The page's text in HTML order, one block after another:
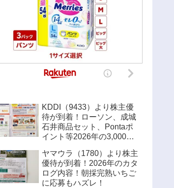
KDDI（9433）より株主優
待が到着！ローソン、成城
石井商品セット、Pontaポ
イント等2026年の3,000円
ヤマウラ（1780）より株主
優待が到着！2026年のカタ
ログ内容！朝採完熟いちご
に応募もハズレ！